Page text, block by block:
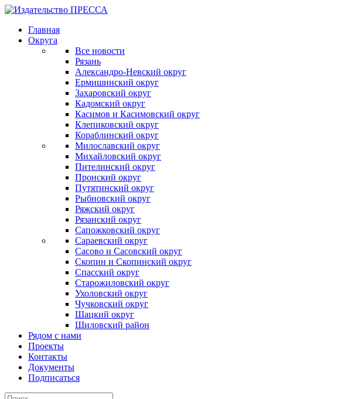
Главная
Округа
Все новости
Рязань
Александро-Невский округ
Ермишинский округ
Захаровский округ
Кадомский округ
Касимов и Касимовский округ
Клепиковский округ
Кораблинский округ
Милославский округ
Михайловский округ
Пителинский округ
Пронский округ
Путятинский округ
Рыбновский округ
Ряжский округ
Рязанский округ
Сапожковский округ
Сараевский округ
Сасово и Сасовский округ
Скопин и Скопинский округ
Спасский округ
Старожиловский округ
Ухоловский округ
Чучковский округ
Шацкий округ
Шиловский район
Рядом с нами
Проекты
Контакты
Документы
Подписаться